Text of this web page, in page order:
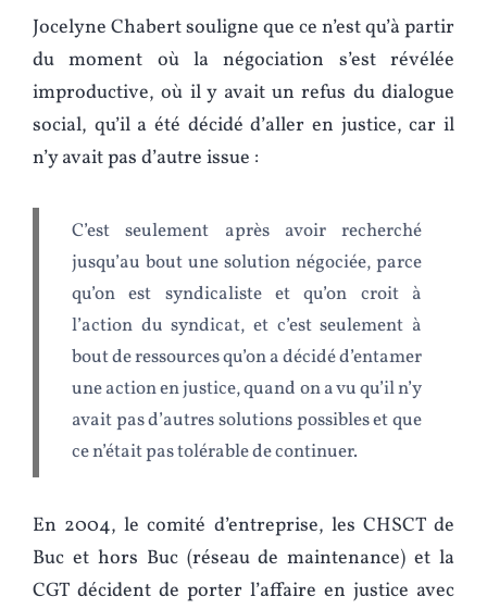
Jocelyne Chabert souligne que ce n’est qu’à partir
du moment où la négociation s’est révélée
improductive, où il y avait un refus du dialogue
social, qu’il a été décidé d’aller en justice, car il
n’y avait pas d’autre issue :
C’est seulement après avoir recherché
jusqu’au bout une solution négociée, parce
qu’on est syndicaliste et qu’on croit à
l’action du syndicat, et c’est seulement à
bout de ressources qu’on a décidé d’entamer
une action en justice, quand on a vu qu’il n’y
avait pas d’autres solutions possibles et que
ce n’était pas tolérable de continuer.
En 2004, le comité d’entreprise, les CHSCT de
Buc et hors Buc (réseau de maintenance) et la
CGT décident de porter l’affaire en justice avec